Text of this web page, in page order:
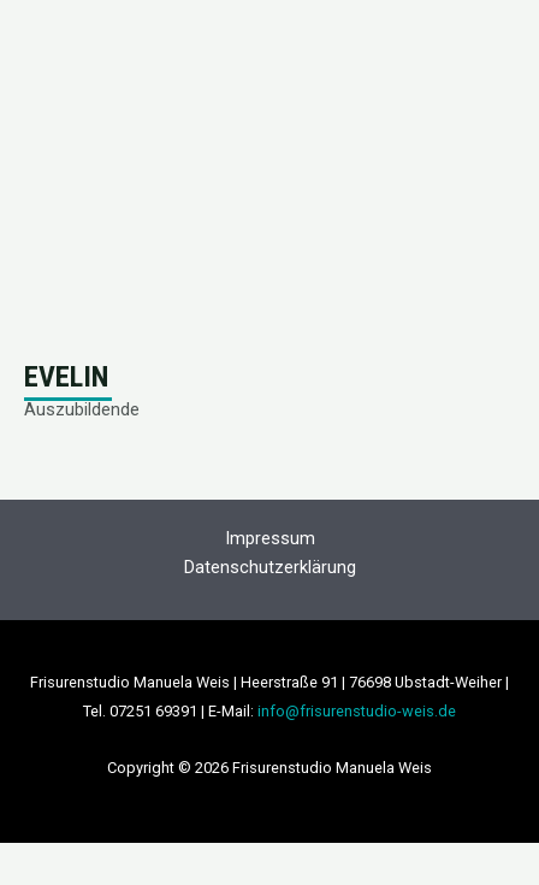
EVELIN
Auszubildende
Impressum
Datenschutzerklärung
Frisurenstudio Manuela Weis | Heerstraße 91 | 76698 Ubstadt-Weiher |
Tel. 07251 69391 | E-Mail: info@frisurenstudio-weis.de
Copyright © 2026 Frisurenstudio Manuela Weis